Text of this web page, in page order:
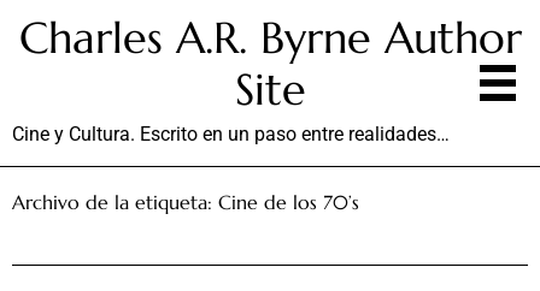
Charles A.R. Byrne Author
Site
Cine y Cultura. Escrito en un paso entre realidades…
Archivo de la etiqueta: Cine de los 70’s